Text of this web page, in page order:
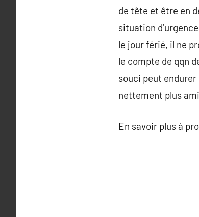
de tête et être en
situation
le jour férié, il ne
le compte de qqn
souci peut
nettement plus
En savoir plus à